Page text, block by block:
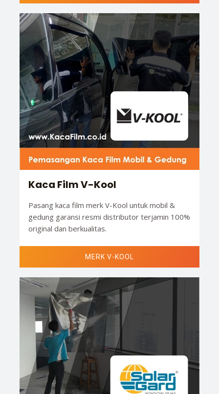
Kaca Film V-Kool
Pasang kaca film merk V-Kool untuk mobil &
gedung garansi resmi distributor terjamin 100%
original dan berkualitas.
MERK V-KOOL